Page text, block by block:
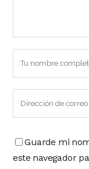
Guarde mi
este navegador